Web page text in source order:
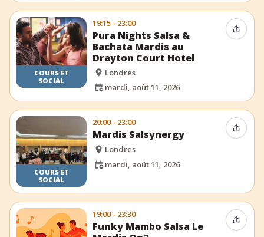
COURS ET
SOCIAL
19:15 - 23:00
Pura Nights Salsa &
Bachata Mardis au
Drayton Court Hotel
Londres
mardi, août 11, 2026
COURS ET
SOCIAL
20:00 - 23:00
Mardis Salsynergy
Londres
mardi, août 11, 2026
19:00 - 23:30
Funky Mambo Salsa Le